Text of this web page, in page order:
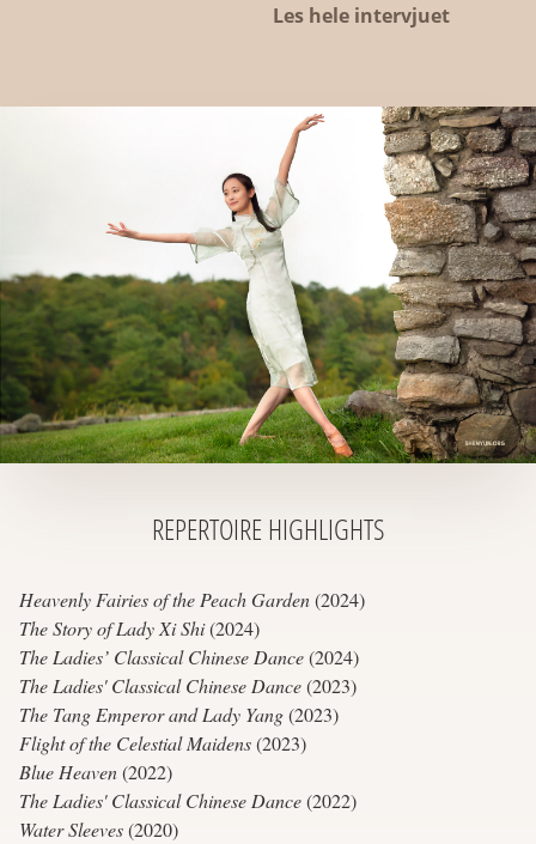
Les hele intervjuet
REPERTOIRE HIGHLIGHTS
Heavenly Fairies of the Peach Garden(2024)
The Story of Lady Xi Shi(2024)
The Ladies’ Classical Chinese Dance(2024)
The Ladies' Classical Chinese Dance(2023)
The Tang Emperor and Lady Yang(2023)
Flight of the Celestial Maidens(2023)
Blue Heaven(2022)
The Ladies' Classical Chinese Dance(2022)
Water Sleeves(2020)